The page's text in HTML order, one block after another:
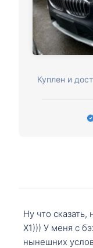
Куплен и
Ну что
X1))) У меня с
нынешних